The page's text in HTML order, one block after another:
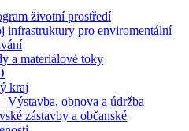
životní prostředí
infrastruktury pro enviromentální
a materiálové toky
kraj
Výstavba, obnova a údržba
zástavby a občanské